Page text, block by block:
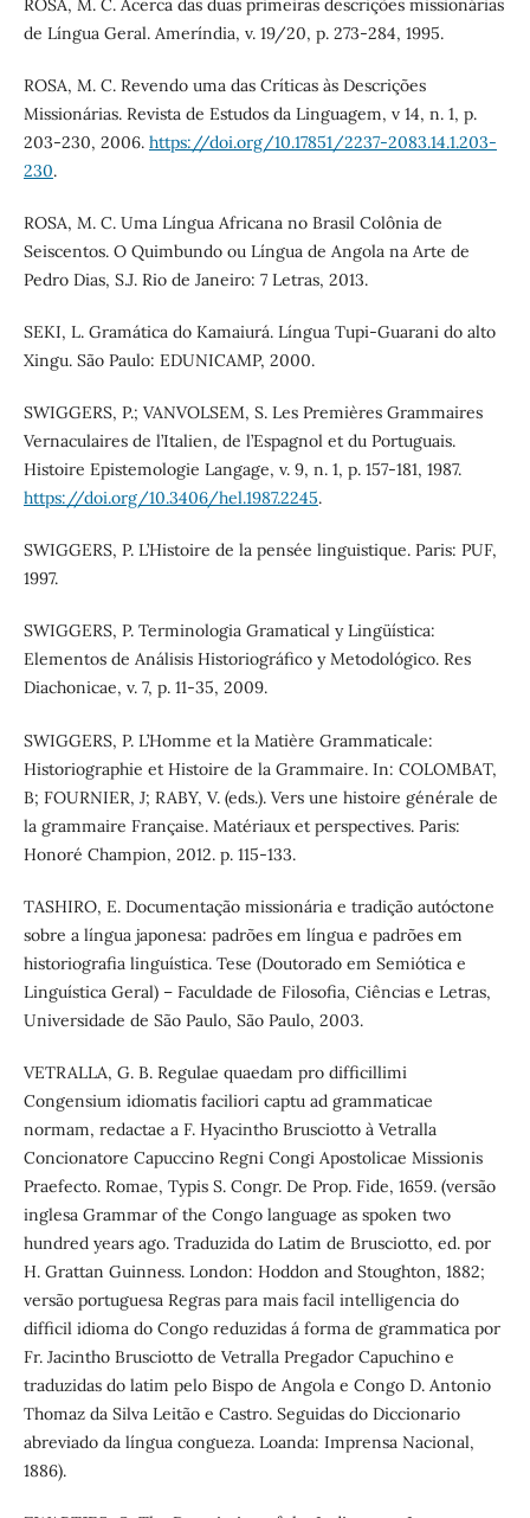
ROSA, M. C. Acerca das duas primeiras descrições missionárias
de Língua Geral. Ameríndia, v. 19/20, p. 273-284, 1995.
ROSA, M. C. Revendo uma das Críticas às Descrições
Missionárias. Revista de Estudos da Linguagem, v 14, n. 1, p.
203-230, 2006. https://doi.org/10.17851/2237-2083.14.1.203-
230.
ROSA, M. C. Uma Língua Africana no Brasil Colônia de
Seiscentos. O Quimbundo ou Língua de Angola na Arte de
Pedro Dias, S.J. Rio de Janeiro: 7 Letras, 2013.
SEKI, L. Gramática do Kamaiurá. Língua Tupi-Guarani do alto
Xingu. São Paulo: EDUNICAMP, 2000.
SWIGGERS, P.; VANVOLSEM, S. Les Premières Grammaires
Vernaculaires de l’Italien, de l’Espagnol et du Portuguais.
Histoire Epistemologie Langage, v. 9, n. 1, p. 157-181, 1987.
https://doi.org/10.3406/hel.1987.2245.
SWIGGERS, P. L’Histoire de la pensée linguistique. Paris: PUF,
1997.
SWIGGERS, P. Terminologia Gramatical y Lingüística:
Elementos de Análisis Historiográfico y Metodológico. Res
Diachonicae, v. 7, p. 11-35, 2009.
SWIGGERS, P. L’Homme et la Matière Grammaticale:
Historiographie et Histoire de la Grammaire. In: COLOMBAT,
B; FOURNIER, J; RABY, V. (eds.). Vers une histoire générale de
la grammaire Française. Matériaux et perspectives. Paris:
Honoré Champion, 2012. p. 115-133.
TASHIRO, E. Documentação missionária e tradição autóctone
sobre a língua japonesa: padrões em língua e padrões em
historiografia linguística. Tese (Doutorado em Semiótica e
Linguística Geral) – Faculdade de Filosofia, Ciências e Letras,
Universidade de São Paulo, São Paulo, 2003.
VETRALLA, G. B. Regulae quaedam pro difficillimi
Congensium idiomatis faciliori captu ad grammaticae
normam, redactae a F. Hyacintho Brusciotto à Vetralla
Concionatore Capuccino Regni Congi Apostolicae Missionis
Praefecto. Romae, Typis S. Congr. De Prop. Fide, 1659. (versão
inglesa Grammar of the Congo language as spoken two
hundred years ago. Traduzida do Latim de Brusciotto, ed. por
H. Grattan Guinness. London: Hoddon and Stoughton, 1882;
versão portuguesa Regras para mais facil intelligencia do
difficil idioma do Congo reduzidas á forma de grammatica por
Fr. Jacintho Brusciotto de Vetralla Pregador Capuchino e
traduzidas do latim pelo Bispo de Angola e Congo D. Antonio
Thomaz da Silva Leitão e Castro. Seguidas do Diccionario
abreviado da língua congueza. Loanda: Imprensa Nacional,
1886).